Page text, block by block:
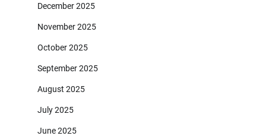
December 2025
November 2025
October 2025
September 2025
August 2025
July 2025
June 2025